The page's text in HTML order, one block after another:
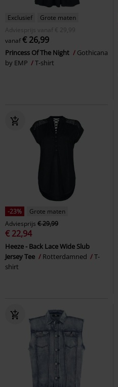
Exclusief
Grote maten
Adviesprijs
vanaf € 29,99
vanaf€ 26,99
Princess Of The Night
Gothicana
by EMP
T-shirt
-23%
Grote maten
Adviesprijs € 29,99
€ 22,94
Heeze - Back Lace Wide Slub
Jersey Tee
Rotterdamned
T-
shirt